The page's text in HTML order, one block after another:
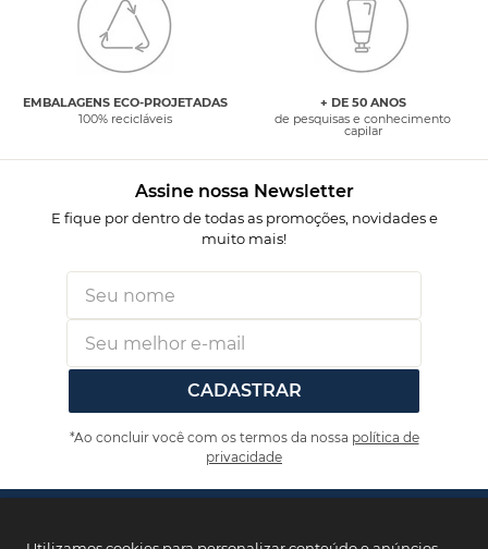
EMBALAGENS ECO-PROJETADAS
100% recicláveis
+ DE 50 ANOS
de pesquisas e conhecimento
capilar
Assine nossa Newsletter
E fique por dentro de todas as promoções, novidades e
muito mais!
CADASTRAR
*Ao concluir você com os termos da nossa política de
privacidade